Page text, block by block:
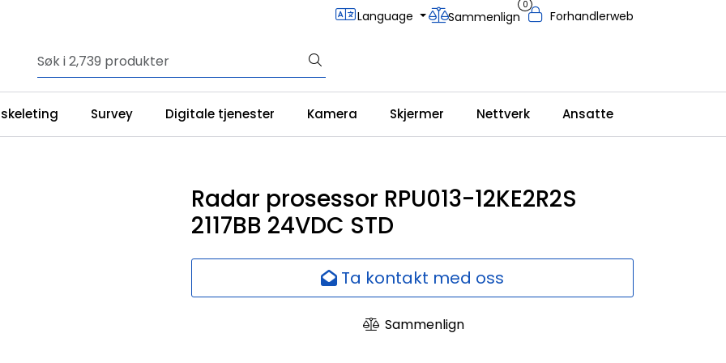
Language Sammenlign
0
Forhandlerweb
Survey Digitale tjenester Kamera Skjermer Nettverk Ansatte
Radar prosessor RPU013-12KE2R2S
2117BB 24VDC STD
Ta kontakt med oss
Sammenlign